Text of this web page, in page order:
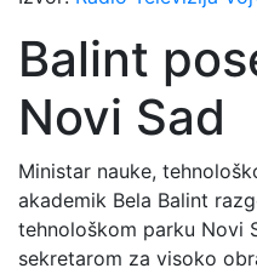
Balint
Novi Sad
Ministar nauke,
akademik Bela Balint
tehnološkom parku Novi
sekretarom za visoko